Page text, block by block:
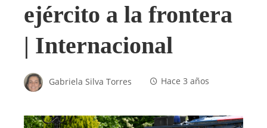
ejército a la frontera
| Internacional
Gabriela Silva Torres Hace 3 años